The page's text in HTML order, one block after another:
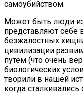
самоубийством.
Может быть люди
представляют
безжалостных
цивилизации
путем (что очень
биологических
творили в нашей
когда